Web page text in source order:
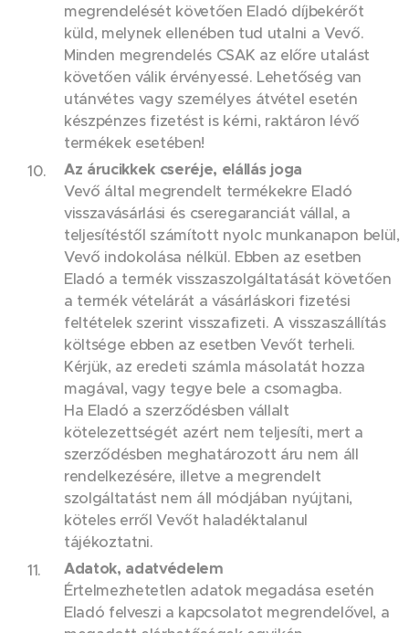
megrendelését követően Eladó díjbekérőt
küld, melynek ellenében tud utalni a Vevő.
Minden megrendelés CSAK az előre utalást
követően válik érvényessé. Lehetőség van
utánvétes vagy személyes átvétel esetén
készpénzes fizetést is kérni, raktáron lévő
termékek esetében!
Az árucikkek cseréje, elállás joga
Vevő által megrendelt termékekre Eladó
visszavásárlási és cseregaranciát vállal, a
teljesítéstől számított nyolc munkanapon belül,
Vevő indokolása nélkül. Ebben az esetben
Eladó a termék visszaszolgáltatását követően
a termék vételárát a vásárláskori fizetési
feltételek szerint visszafizeti. A visszaszállítás
költsége ebben az esetben Vevőt terheli.
Kérjük, az eredeti számla másolatát hozza
magával, vagy tegye bele a csomagba.
Ha Eladó a szerződésben vállalt
kötelezettségét azért nem teljesíti, mert a
szerződésben meghatározott áru nem áll
rendelkezésére, illetve a megrendelt
szolgáltatást nem áll módjában nyújtani,
köteles erről Vevőt haladéktalanul
tájékoztatni.
Adatok, adatvédelem
Értelmezhetetlen adatok megadása esetén
Eladó felveszi a kapcsolatot megrendelővel, a